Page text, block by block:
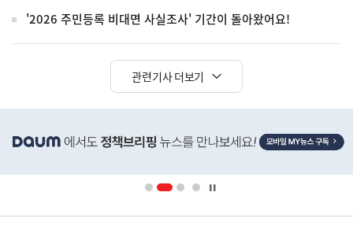
'2026 주민등록 비대면 사실조사' 기간이 돌아왔어요!
관련기사 더보기
단
배
영